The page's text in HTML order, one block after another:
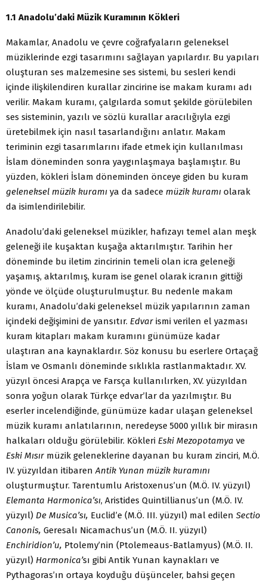
1.1 Anadolu’daki Müzik Kuramının Kökleri
Makamlar, Anadolu ve çevre coğrafyaların geleneksel
müziklerinde ezgi tasarımını sağlayan yapılardır. Bu yapıları
oluşturan ses malzemesine ses sistemi, bu sesleri kendi
içinde ilişkilendiren kurallar zincirine ise makam kuramı adı
verilir. Makam kuramı, çalgılarda somut şekilde görülebilen
ses sisteminin, yazılı ve sözlü kurallar aracılığıyla ezgi
üretebilmek için nasıl tasarlandığını anlatır. Makam
teriminin ezgi tasarımlarını ifade etmek için kullanılması
İslam döneminden sonra yaygınlaşmaya başlamıştır. Bu
yüzden, kökleri İslam döneminden önceye giden bu kuram
geleneksel müzik kuramı ya da sadece müzik kuramı olarak
da isimlendirilebilir.
Anadolu’daki geleneksel müzikler, hafızayı temel alan meşk
geleneği ile kuşaktan kuşağa aktarılmıştır. Tarihin her
döneminde bu iletim zincirinin temeli olan icra geleneği
yaşamış, aktarılmış, kuram ise genel olarak icranın gittiği
yönde ve ölçüde oluşturulmuştur. Bu nedenle makam
kuramı, Anadolu’daki geleneksel müzik yapılarının zaman
içindeki değişimini de yansıtır. Edvar ismi verilen el yazması
kuram kitapları makam kuramını günümüze kadar
ulaştıran ana kaynaklardır. Söz konusu bu eserlere Ortaçağ
İslam ve Osmanlı döneminde sıklıkla rastlanmaktadır. XV.
yüzyıl öncesi Arapça ve Farsça kullanılırken, XV. yüzyıldan
sonra yoğun olarak Türkçe edvar’lar da yazılmıştır. Bu
eserler incelendiğinde, günümüze kadar ulaşan geleneksel
müzik kuramı anlatılarının, neredeyse 5000 yıllık bir mirasın
halkaları olduğu görülebilir. Kökleri Eski Mezopotamya ve
Eski Mısır müzik geleneklerine dayanan bu kuram zinciri, M.Ö.
IV. yüzyıldan itibaren Antik Yunan müzik kuramını
oluşturmuştur. Tarentumlu Aristoxenus’un (M.Ö. IV. yüzyıl)
Elemanta Harmonica’sı, Aristides Quintillianus’un (M.Ö. IV.
yüzyıl) De Musica’sı, Euclid’e (M.Ö. III. yüzyıl) mal edilen Sectio
Canonis, Geresalı Nicamachus’un (M.Ö. II. yüzyıl)
Enchiridion’u, Ptolemy’nin (Ptolemeaus-Batlamyus) (M.Ö. II.
yüzyıl) Harmonica’sı gibi Antik Yunan kaynakları ve
Pythagoras’ın ortaya koyduğu düşünceler, bahsi geçen